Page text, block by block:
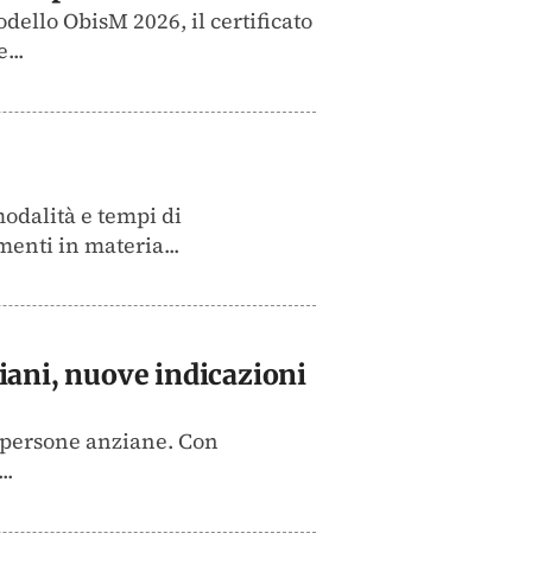
ObisM 2026, il certificato
e tempi di
in materia...
nuove indicazioni
anziane. Con